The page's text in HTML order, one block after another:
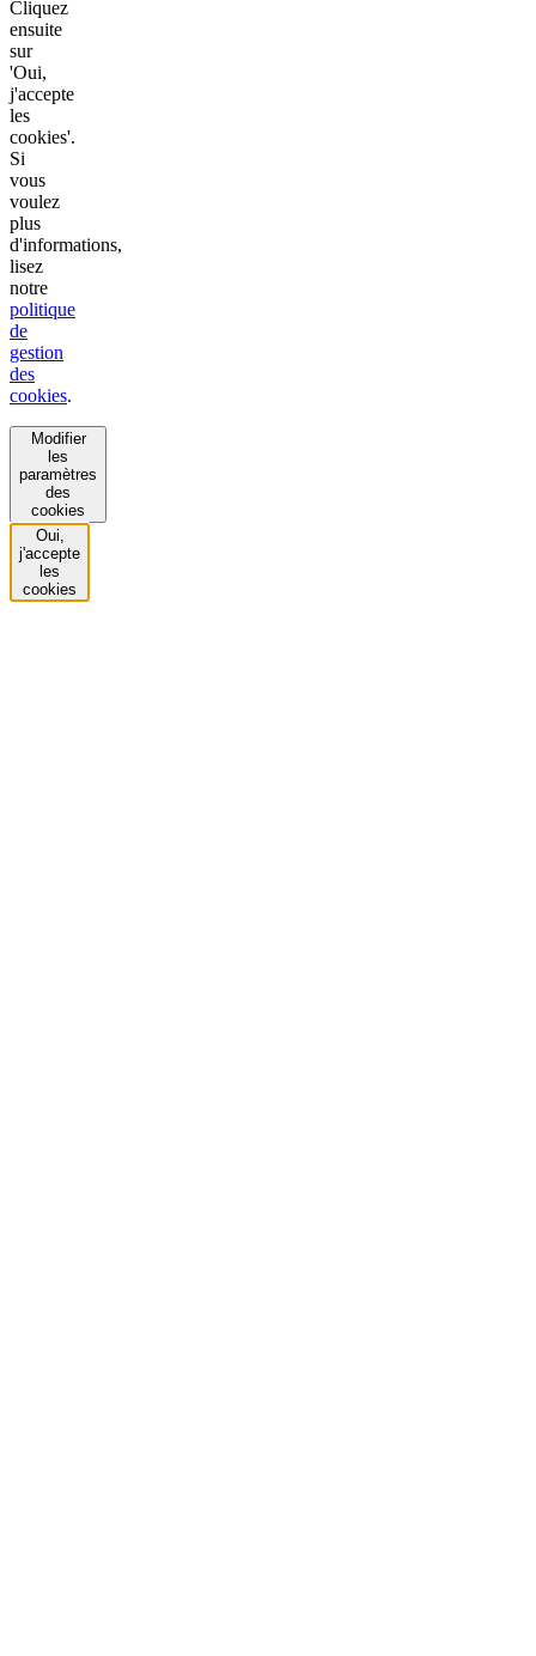
Cliquez
ensuite
sur
'Oui,
j'accepte
les
cookies'.
Si
vous
voulez
plus
d'informations,
lisez
notre
politique
de
gestion
des
cookies.
Modifier
les
paramètres
des
cookies
Oui,
j'accepte
les
cookies